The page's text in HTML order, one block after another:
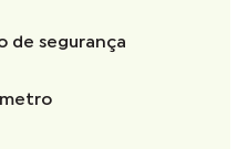
de segurança